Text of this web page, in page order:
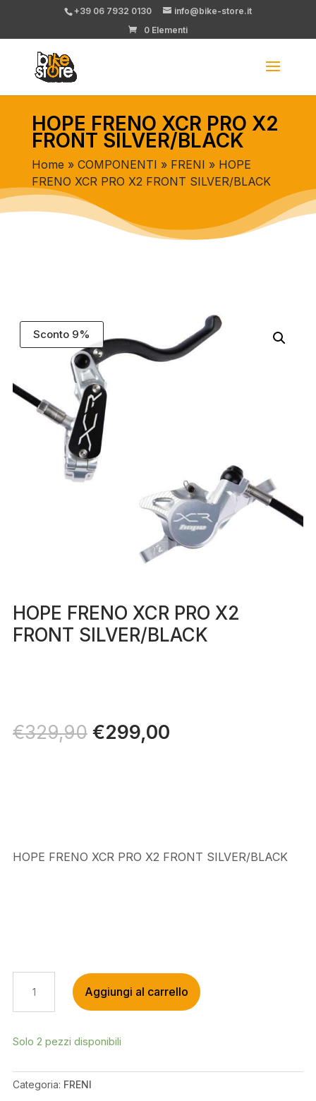
+39 06 7932 0130
info@bike-store.it
0 Elementi
HOPE FRENO XCR PRO X2
FRONT SILVER/BLACK
Home » COMPONENTI » FRENI » HOPE
FRENO XCR PRO X2 FRONT SILVER/BLACK
Sconto 9%
HOPE FRENO XCR PRO X2
FRONT SILVER/BLACK
€329,90 Il
prezzo
€299,00Il
HOPE FRENO XCR PRO X2 FRONT SILVER/BLACK
FRENO
XCR
X2
SILVER/BLACK
QUANTITÀ
Aggiungi al carrello
Solo 2 pezzi disponibili
Categoria: FRENI